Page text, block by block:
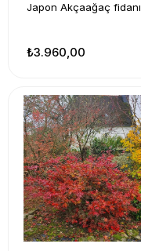
Japon Akçaağaç fidanı
₺3.960,00